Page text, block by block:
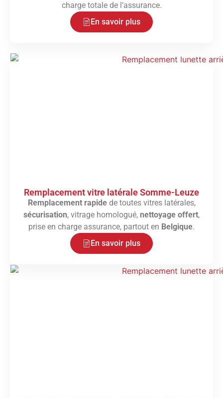
charge totale de l’assurance.
En savoir plus
Remplacement vitre latérale Somme-Leuze
Remplacement rapidede toutes vitres latérales,
sécurisation, vitrage homologué, nettoyage offert,
prise en charge assurance, partout en Belgique.
En savoir plus